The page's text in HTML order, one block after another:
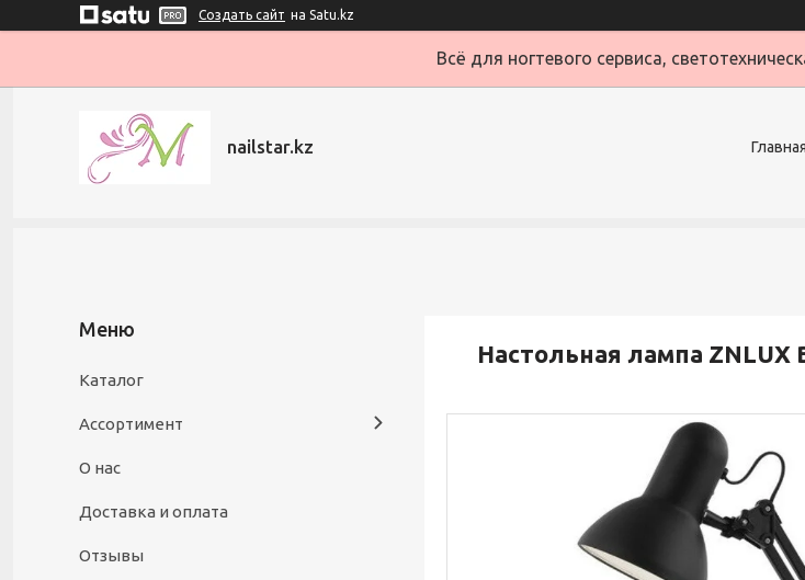
Создать сайт на Satu.kz
Всё для ногтевого сервиса,
nailstar.kz Главная
Настольная лампа ZNLUX
Каталог
Ассортимент
О нас
Доставка и оплата
Отзывы